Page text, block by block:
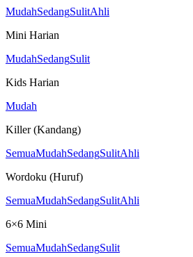
MudahSedangSulitAhli
Mini Harian
MudahSedangSulit
Kids Harian
Mudah
Killer (Kandang)
SemuaMudahSedangSulitAhli
Wordoku (Huruf)
SemuaMudahSedangSulitAhli
6×6 Mini
SemuaMudahSedangSulit